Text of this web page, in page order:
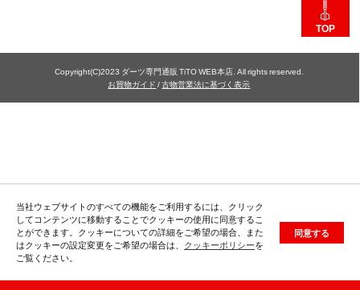
当社ウェブサイトのすべての機能をご利用するには、クリック
してコンテンツに移動することでクッキーの使用に同意するこ
とができます。クッキーについての詳細をご希望の場合、また
はクッキーの設定変更をご希望の場合は、 クッキーポリシーを
ご覧ください。
同意する
TOP
Copyright(C)2023 ダーツ専門通販 TiTO WEB本店. All rights reserved.
お買物ガイド /古物営業法に基づく表示